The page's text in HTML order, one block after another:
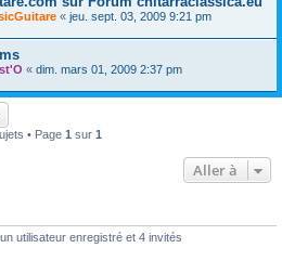
« jeu. sept. 03, 2009 9:21 pm
« dim. mars 01, 2009 2:37 pm
• Page 1 sur 1
Aller à
utilisateur enregistré et 4 invités